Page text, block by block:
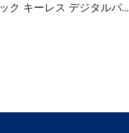
ック キーレス デジタルパス